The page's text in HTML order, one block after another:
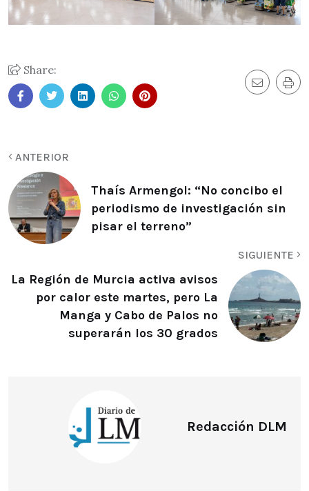
Share:
ANTERIOR
Thaís Armengol: “No concibo el
periodismo de investigación sin
pisar el terreno”
SIGUIENTE
La Región de Murcia activa avisos
por calor este martes, pero La
Manga y Cabo de Palos no
superarán los 30 grados
Redacción DLM